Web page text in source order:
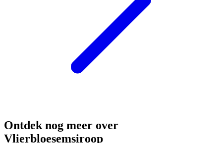
Ontdek nog meer over
Vlierbloesemsiroop